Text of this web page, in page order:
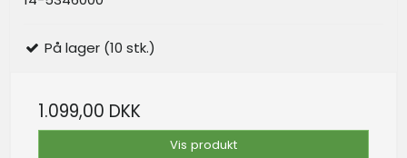
På lager (10 stk.)
1.099,00 DKK
Vis produkt